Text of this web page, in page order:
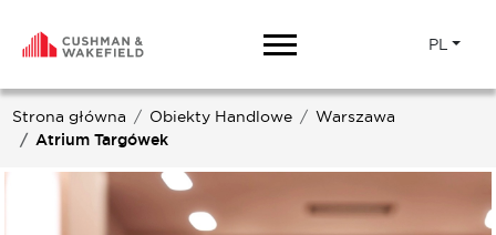
PL
Strona główna Obiekty Handlowe
Warszawa
Atrium Targówek